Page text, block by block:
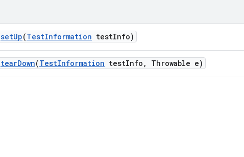
setUp(TestInformation testInfo)
tearDown(TestInformation testInfo , Throwable e)